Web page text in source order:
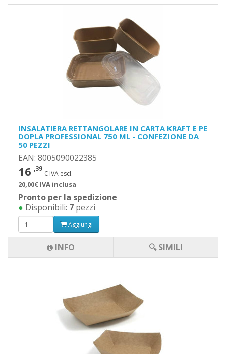
INSALATIERA RETTANGOLARE IN CARTA KRAFT E PE
DOPLA PROFESSIONAL 750 ML - CONFEZIONE DA
50 PEZZI
EAN: 8005090022385
16 ,39
€ IVA escl.
20,00€ IVA inclusa
Pronto per la spedizione
● Disponibili: 7 pezzi
Aggiungi
INFO 🔍 SIMILI